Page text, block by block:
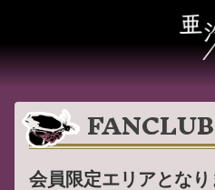
会員限定エリアとなり